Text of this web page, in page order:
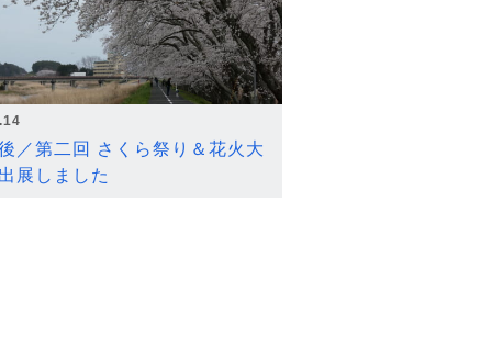
／第二回 さくら祭り＆花火大
展しました